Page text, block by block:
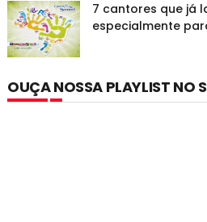
7 cantores que já
especialmente
OUÇA NOSSA PLAYLIST NO